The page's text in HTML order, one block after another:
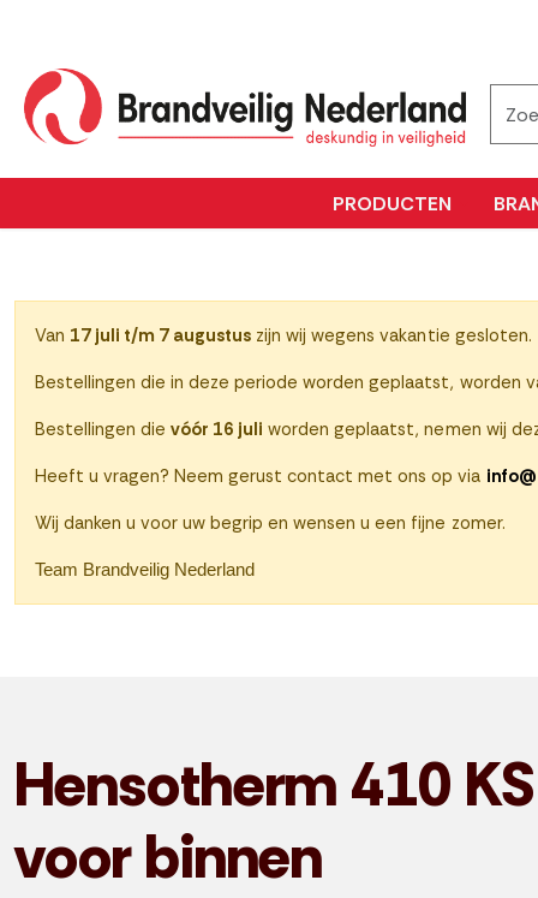
PRODUCTEN
Van 17 juli t/m 7 augustus zijn wij wegens vakantie gesloten.
Bestellingen die in deze periode worden geplaatst, worden
Bestellingen dievóór 16 juli worden geplaatst, nemen wij
Heeft u vragen? Neem gerust contact met ons op via
Wij danken u voor uw begrip en wensen u een fijne zomer.
Team Brandveilig Nederland
Hensotherm 410
voor binnen